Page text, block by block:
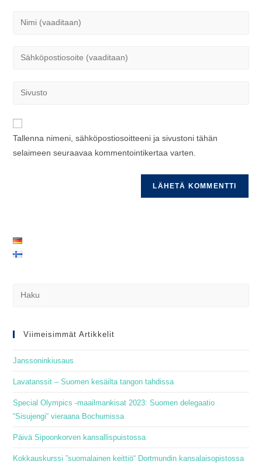
Kirjoita
käyttäjätunnuksesi
Kirjoita
Kirjoita
verkko-
Tallenna nimeni, sähköpostiosoitteeni ja sivustoni tähän
selaimeen seuraavaa kommentointikertaa varten.
Viimeisimmät Artikkelit
Janssoninkiusaus
Lavatanssit – Suomen kesäilta tangon tahdissa
Special Olympics -maailmankisat 2023: Suomen delegaatio
“Sisujengi“ vieraana Bochumissa
Päivä Sipoonkorven kansallispuistossa
Kokkauskurssi ”suomalainen keittiö“ Dortmundin kansalaisopistossa